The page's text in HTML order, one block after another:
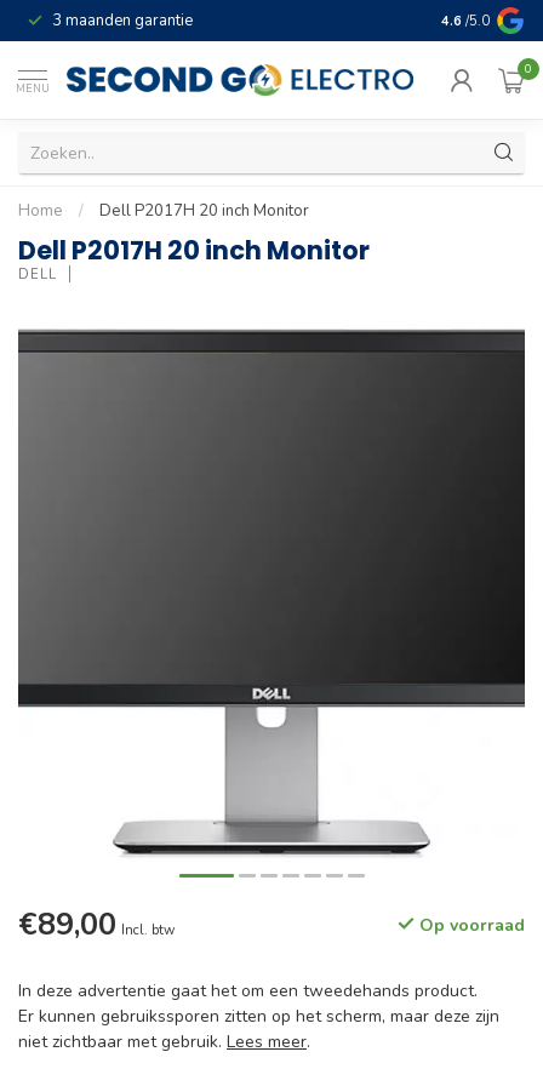
3 maanden garantie Geld terug
4.6 /5.0
MENU
0
Home / Dell P2017H 20 inch Monitor
Dell P2017H 20 inch Monitor
DELL
€89,00 Incl. btw Op voorraad
In deze advertentie gaat het om een tweedehands product.
Er kunnen gebruikssporen zitten op het scherm, maar deze zijn
niet zichtbaar met gebruik. Lees meer.